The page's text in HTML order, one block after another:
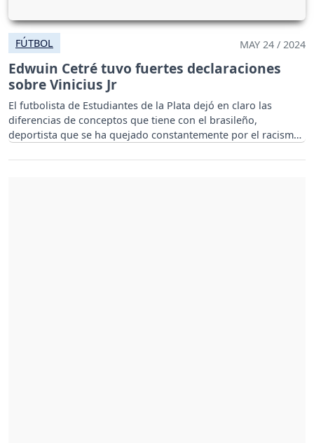
FÚTBOL MAY 24 / 2024
Edwuin Cetré tuvo fuertes declaraciones
sobre Vinicius Jr
El futbolista de Estudiantes de la Plata dejó en claro las
diferencias de conceptos que tiene con el brasileño,
deportista que se ha quejado constantemente por el racismo